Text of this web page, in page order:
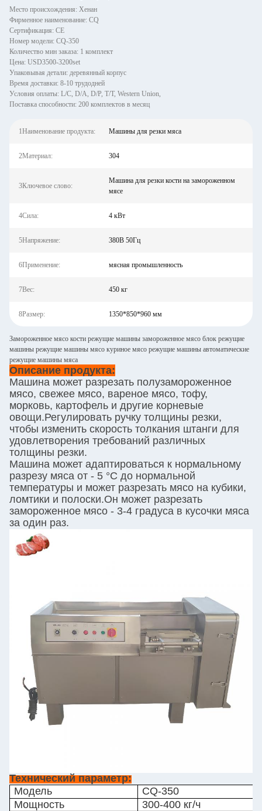
Место происхождения: Хенан
Фирменное наименование: CQ
Сертификация: CE
Номер модели: CQ-350
Количество мин заказа: 1 комплект
Цена: USD3500-3200set
Упаковывая детали: деревянный корпус
Время доставки: 8-10 трудодней
Условия оплаты: L/C, D/A, D/P, T/T, Western Union,
Поставка способности: 200 комплектов в месяц
1Наименование продукта: Машины для резки мяса
2Материал: 304
3Ключевое слово:
Машина для резки кости на замороженном
мясе
4Сила: 4 кВт
5Напряжение: 380В 50Гц
6Применение: мясная промышленность
7Вес: 450 кг
8Размер: 1350*850*960 мм
Замороженное мясо кости режущие машины замороженное мясо блок режущие
машины режущие машины мясо куриное мясо режущие машины автоматические
режущие машины мяса
Описание продукта:
Машина может разрезать полузамороженное
мясо, свежее мясо, вареное мясо, тофу,
морковь, картофель и другие корневые
овощи.Регулировать ручку толщины резки,
чтобы изменить скорость толкания штанги для
удовлетворения требований различных
толщины резки.
Машина может адаптироваться к нормальному
разрезу мяса от - 5 °C до нормальной
температуры и может разрезать мясо на кубики,
ломтики и полоски.Он может разрезать
замороженное мясо - 3-4 градуса в кусочки мяса
за один раз.
Технический параметр:
Модель
CQ-350
Мощность
300-400 кг/ч